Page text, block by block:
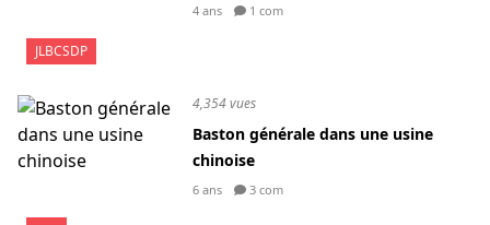
JLBCSDP
4 ans 1 com
4,354 vues
Baston générale dans une usine
chinoise
6 ans 3 com